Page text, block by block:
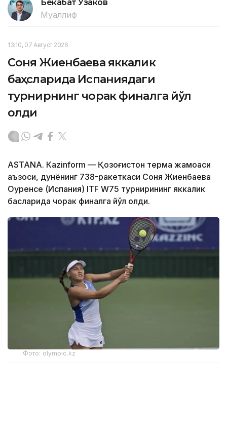
Бекабат Узаков
Муаллиф
13:10, 07 Август 2026
Соня Жиенбаева яккалик
баҳсларида Испаниядаги
турнирнинг чорак финалга йўл
олди
ASTANА. Кazinform — Қозоғистон терма жамоаси
аъзоси, дунёнинг 738-ракеткаси Соня Жиенбаева
Оуренсе (Испания) ITF W75 турнирининг яккалик
баҳсларида чорак финалга йўл олди.
Фото: olympic.kz